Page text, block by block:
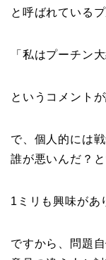
と呼ばれている
「私はプーチン
というコメント
で、個人的には
誰が悪いんだ？
1ミリも興味があ
ですから、問題